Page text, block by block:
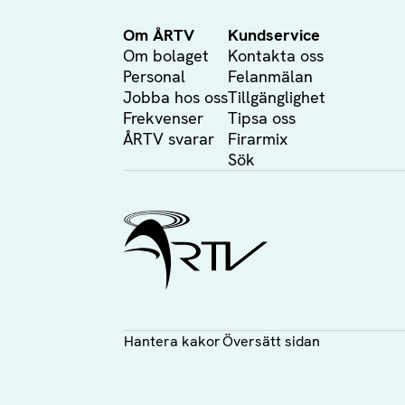
Om ÅRTV
Om bolaget
Personal
Jobba hos oss
Frekvenser
ÅRTV svarar
Kundservice
Kontakta oss
Felanmälan
Tillgänglighet
Tipsa oss
Firarmix
Sök
Ålands Radio & TV
Hantera kakorÖversätt sidan